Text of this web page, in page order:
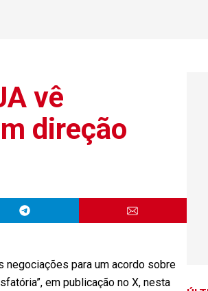
vê
direção
para um acordo sobre
em publicação no X, nesta